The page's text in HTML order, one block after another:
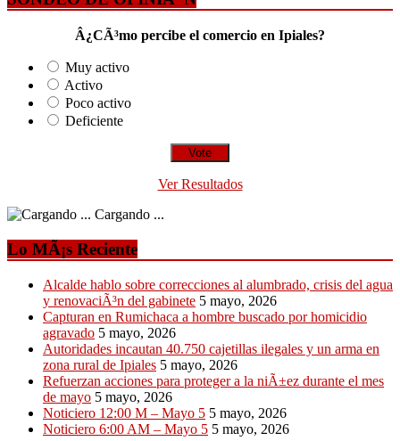
Â¿CÃ³mo percibe el comercio en Ipiales?
Muy activo
Activo
Poco activo
Deficiente
Ver Resultados
Cargando ...
Lo MÃ¡s Reciente
Alcalde hablo sobre correcciones al alumbrado, crisis del agua
y renovaciÃ³n del gabinete 5 mayo, 2026
Capturan en Rumichaca a hombre buscado por homicidio
agravado 5 mayo, 2026
Autoridades incautan 40.750 cajetillas ilegales y un arma en
zona rural de Ipiales 5 mayo, 2026
Refuerzan acciones para proteger a la niÃ±ez durante el mes
de mayo 5 mayo, 2026
Noticiero 12:00 M – Mayo 5 5 mayo, 2026
Noticiero 6:00 AM – Mayo 5 5 mayo, 2026